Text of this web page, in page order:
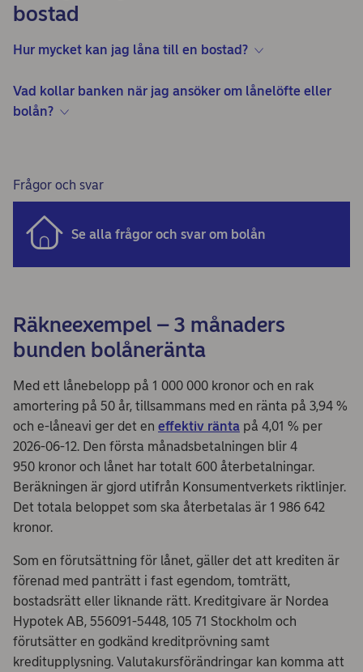
bostad
Hur mycket kan jag låna till en bostad?
Vad kollar banken när jag ansöker om lånelöfte eller
bolån?
Frågor och svar
Se alla frågor och svar om bolån
Räkneexempel – 3 månaders
bunden bolåneränta
Med ett lånebelopp på 1 000 000 kronor och en rak
amortering på 50 år, tillsammans med en ränta på 3,94 %
och e-låneavi ger det en effektiv ränta på 4,01 % per
2026-06-12. Den första månadsbetalningen blir 4
950 kronor och lånet har totalt 600 återbetalningar.
Beräkningen är gjord utifrån Konsumentverkets riktlinjer.
Det totala beloppet som ska återbetalas är 1 986 642
kronor.
Som en förutsättning för lånet, gäller det att krediten är
förenad med panträtt i fast egendom, tomträtt,
bostadsrätt eller liknande rätt. Kreditgivare är Nordea
Hypotek AB, 556091-5448, 105 71 Stockholm och
förutsätter en godkänd kreditprövning samt
kreditupplysning. Valutakursförändringar kan komma att